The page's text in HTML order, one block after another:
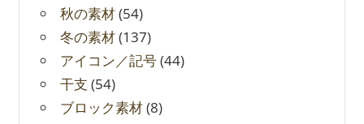
秋の素材(54)
冬の素材(137)
アイコン／記号(44)
干支 (54)
ブロック素材(8)